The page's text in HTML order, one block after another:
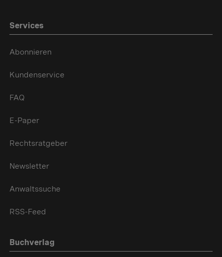
Services
Abonnieren
Kundenservice
FAQ
E-Paper
Rechtsratgeber
Newsletter
Anwaltssuche
RSS-Feed
Buchverlag